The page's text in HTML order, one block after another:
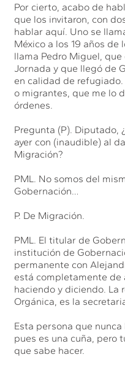
Por cierto, acabo de
que los invitaron, con
hablar aquí. Uno se
México a los 19 años de
llama Pedro Miguel,
Jornada y que llegó de
en calidad de
o migrantes, que me lo
órdenes.
Pregunta (P). Diputado,
ayer con (inaudible) al
Migración?
PML. No somos del
Gobernación…
P. De Migración.
PML. El titular de
institución de
permanente con
está completamente de
haciendo y diciendo. La
Orgánica, es la
Esta persona que
pues es una cuña, pero
que sabe hacer.